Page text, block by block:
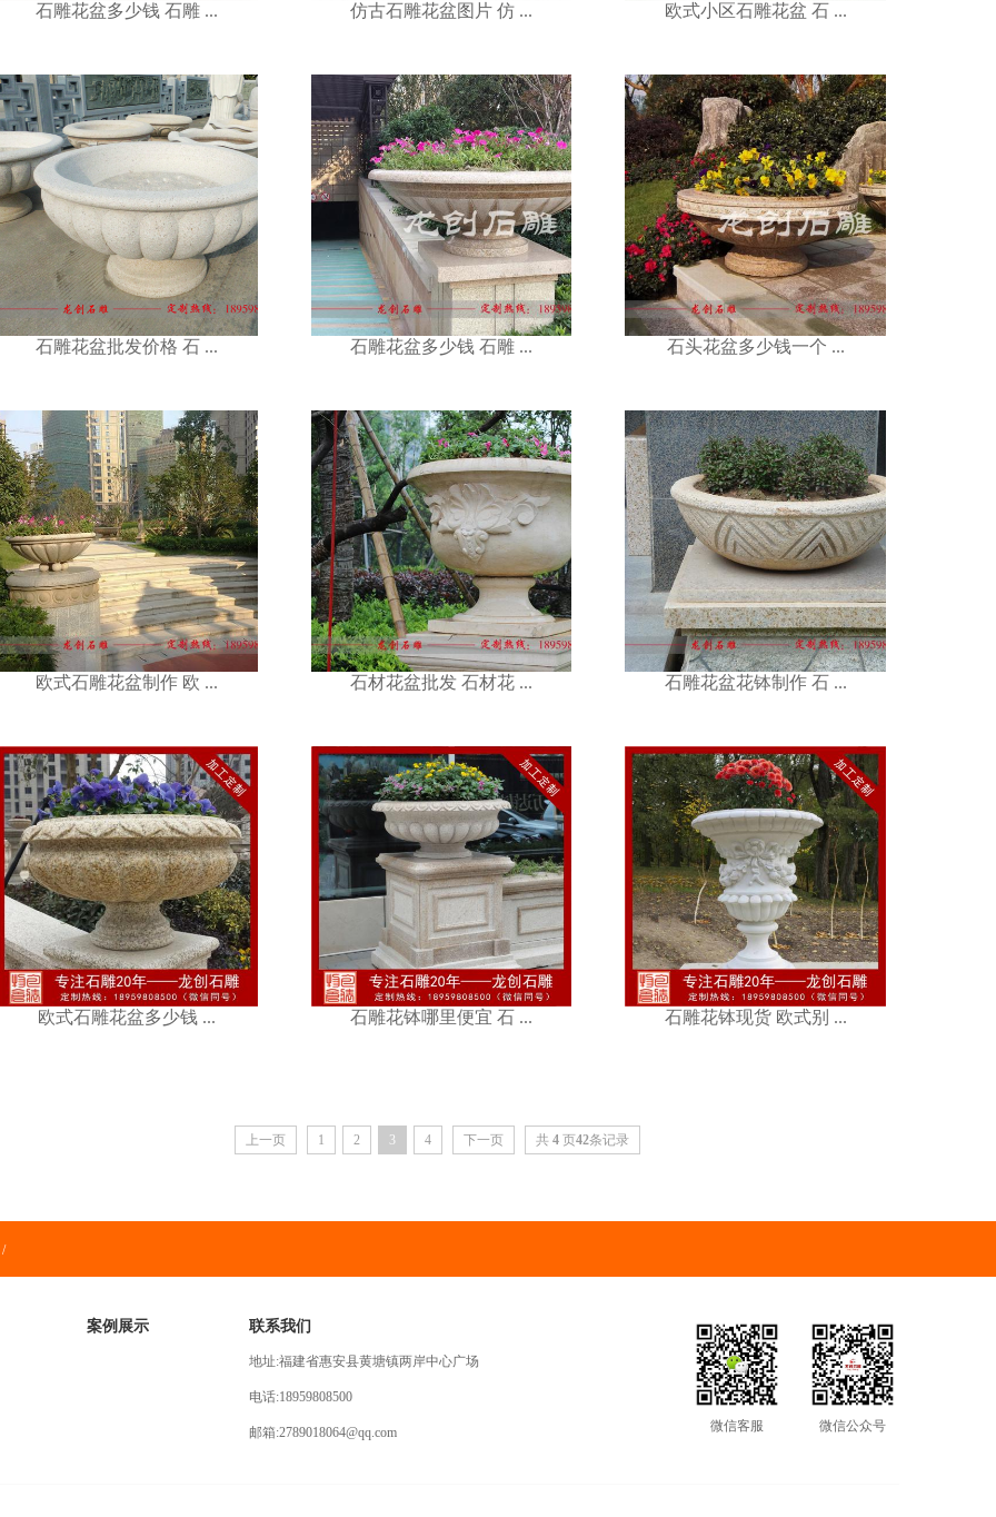
石雕花盆多少钱 石雕 ... 仿古石雕花盆图片 仿 ... 欧式小区石雕花盆 石 ...
石雕花盆批发价格 石 ... 石雕花盆多少钱 石雕 ...
石雕花盆多少钱 石雕 ...
石头花盆多少钱一个 ...
石头花盆多少钱一个 ...
欧式石雕花盆制作 欧 ... 石材花盆批发 石材花 ...
石材花盆批发 石材花 ...
石雕花盆花钵制作 石 ...
石雕花盆花钵制作 石 ...
欧式石雕花盆多少钱 ... 石雕花钵哪里便宜 石 ...
石雕花钵哪里便宜 石 ...
石雕花钵现货 欧式别 ...
石雕花钵现货 欧式别 ...
上一页 1 2 3 4 下一页 共 4 页42条记录
/
案例展示 联系我们
地址:福建省惠安县黄塘镇两岸中心广场
电话:18959808500
邮箱:2789018064@qq.com 微信公众号
微信客服